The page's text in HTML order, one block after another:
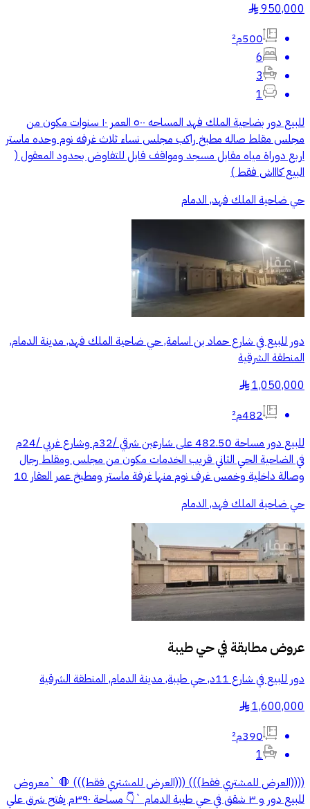
950,000
§
500م²
6
3
1
للبيع دور بضاحية الملك فهد المساحه ٥٠٠ العمر ١٠ سنوات مكون من
مجلس مقلط صاله مطبخ راكب مجلس نساء ثلاث غرفه نوم وحده ماستر
اربع دوراة مياه مقابل مسجد ومواقف قابل للتفاوض بحدود المعقول (
البيع كاااش فقط )
حي ضاحية الملك فهد, الدمام
دور للبيع في شارع حماد بن اسامة, حي ضاحية الملك فهد, مدينة الدمام,
المنطقة الشرقية
1,050,000
§
482م²
للبيع دور مساحة 482.50 على شارعين شرقي /32م وشارع غربي /24م
في الضاحية الحي الثاني قريب الخدمات مكون من مجلس ومقلط رجال
وصالة داخلية وخمس غرف نوم منها غرفة ماستر ومطبخ عمر العقار 10
حي ضاحية الملك فهد, الدمام
عروض مطابقة فيحي طيبة
دور للبيع في شارع 11د, حي طيبة, مدينة الدمام, المنطقة الشرقية
1,600,000
§
390م²
1
((((العرض للمشتري فقط))) (((العرض للمشتري فقط))) 🛑 `معروض
للبيع دور و ٣ شقق في حي طيبة الدمام `👇 مساحة ٣٩٠م يفتح شرق علي